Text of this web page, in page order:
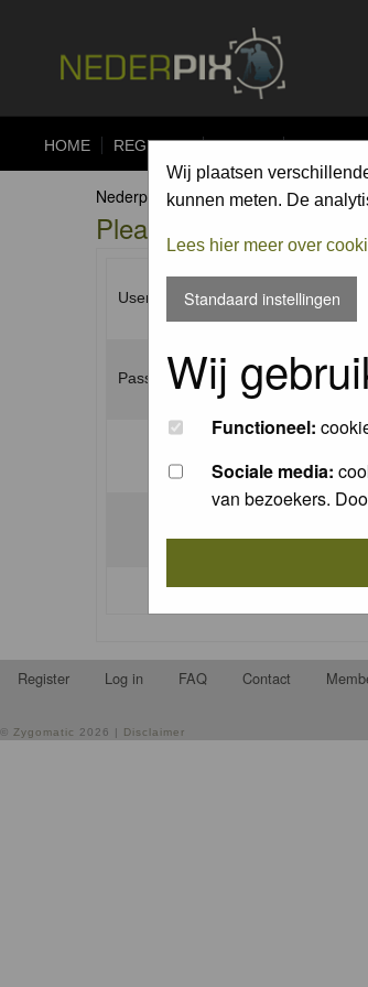
HOME REGISTER FORUM UPLOAD
Wij plaatsen
kunnen meten. De
Lees hier meer over
Standaard instellingen
Wij
Functioneel:
Sociale media:
van bezoekers.
Nederpix.nl Forum Index
Please enter your
Username:
Password:
I forgot my
Register Log in FAQ Contact
© Zygomatic 2026 | Disclaimer